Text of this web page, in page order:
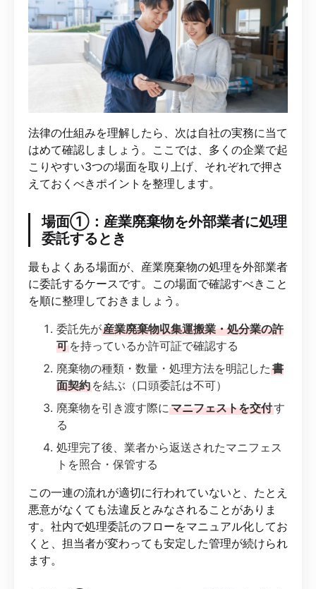
法律の仕組みを理解したら、次は自社の実務に当て
はめて確認しましょう。ここでは、多くの企業で起
こりやすい3つの場面を取り上げ、それぞれで押さ
えておくべきポイントを整理します。
場面①：産業廃棄物を外部業者に処理
委託するとき
最もよくある場面が、産業廃棄物の処理を外部業者
に委託するケースです。この場面で確認すべきこと
を順に整理しておきましょう。
委託先が産業廃棄物収集運搬業・処分業の許
可 を持っているか許可証で確認する
廃棄物の種類・数量・処理方法を明記した 書
面契約 を結ぶ（口頭委託は不可）
廃棄物を引き渡す際にマニフェストを交付す
る
処理完了後、業者から返送されたマニフェス
トを照合・保管する
この一連の流れが適切に行われていないと、たとえ
悪意がなくても法違反とみなされることがありま
す。社内で処理委託のフローをマニュアル化してお
くと、担当者が変わっても安定した管理が続けられ
ます。